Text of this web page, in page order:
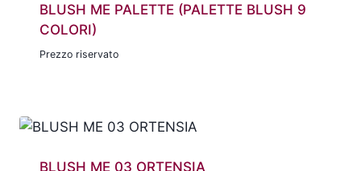
BLUSH ME PALETTE (PALETTE BLUSH 9
COLORI)
Prezzo riservato
BLUSH ME 03 ORTENSIA